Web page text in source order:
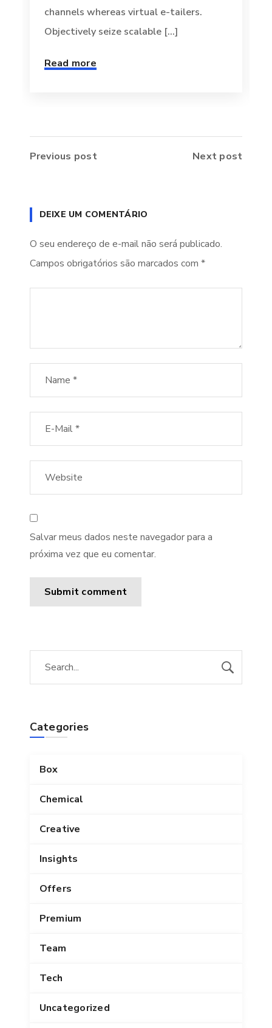
channels whereas virtual e-tailers.
Objectively seize scalable [...]
Read more
Previous post Next post
DEIXE UM COMENTÁRIO
O seu endereço de e-mail não será publicado.
Campos obrigatórios são marcados com *
Salvar meus dados neste navegador para a
próxima vez que eu comentar.
Categories
Box
Chemical
Creative
Insights
Offers
Premium
Team
Tech
Uncategorized